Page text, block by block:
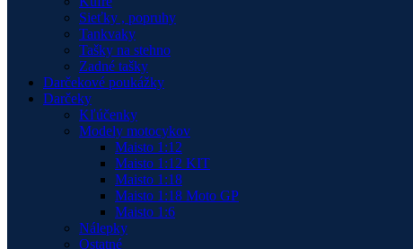
Sieťky , popruhy
Tankvaky
Tašky na stehno
Zadné tašky
Darčekové poukážky
Darčeky
Kľúčenky
Modely motocykov
Maisto 1:12
Maisto 1:12 KIT
Maisto 1:18
Maisto 1:18 Moto GP
Maisto 1:6
Nálepky
Ostatné